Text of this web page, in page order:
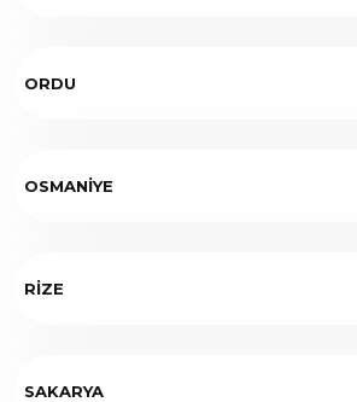
ORDU
OSMANİYE
RİZE
SAKARYA